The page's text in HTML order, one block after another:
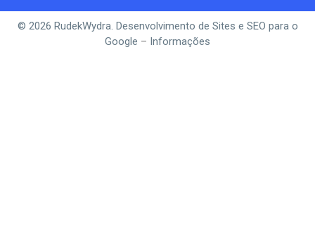
© 2026 RudekWydra. Desenvolvimento de Sites e SEO para o
Google – Informações